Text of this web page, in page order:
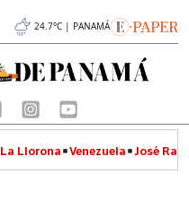
24.7°C | PANAMÁ
La Llorona Venezuela José